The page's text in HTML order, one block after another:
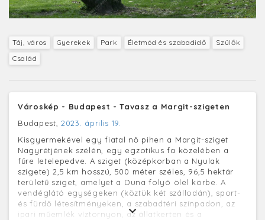
Táj, város Gyerekek Park Életmód és szabadidő
Szülők
Család
Városkép - Budapest - Tavasz a Margit-szigeten
Budapest, 2023. április 19.
Kisgyermekével egy fiatal nő pihen a Margit-sziget
Nagyrétjének szélén, egy egzotikus fa közelében a
fűre letelepedve. A sziget (középkorban a Nyulak
szigete) 2,5 km hosszú, 500 méter széles, 96,5 hektár
területű sziget, amelyet a Duna folyó ölel körbe. A
vendéglátó egységeken (köztük két szállodán), sport-
és fürdő létesítményeken, a szabadtéri színpadon, az
ipari műemlék víztornyon, az állatkerten és a